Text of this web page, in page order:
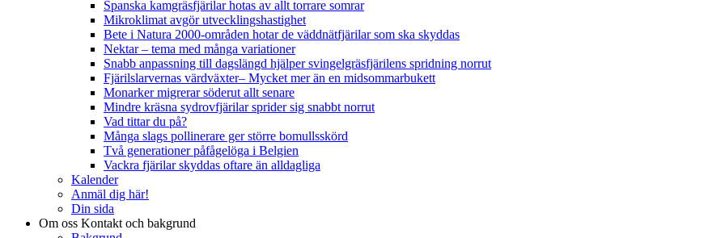
Spanska kamgräsfjärilar hotas av allt torrare somrar
Mikroklimat avgör utvecklingshastighet
Bete i Natura 2000-områden hotar de väddnätfjärilar som ska skyddas
Nektar – tema med många variationer
Snabb anpassning till dagslängd hjälper svingelgräsfjärilens spridning norrut
Fjärilslarvernas värdväxter– Mycket mer än en midsommarbukett
Monarker migrerar söderut allt senare
Mindre kräsna sydrovfjärilar sprider sig snabbt norrut
Vad tittar du på?
Många slags pollinerare ger större bomullsskörd
Två generationer påfågelöga i Belgien
Vackra fjärilar skyddas oftare än alldagliga
Kalender
Anmäl dig här!
Din sida
Om oss Kontakt och bakgrund